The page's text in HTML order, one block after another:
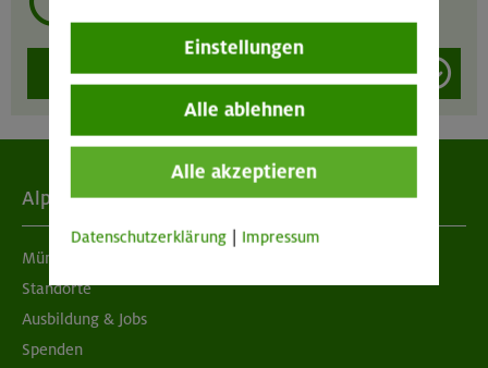
Modell/Größe
Alpenverein
München & Oberland
Standorte
Ausbildung & Jobs
Spenden
Einstellungen
Alle ablehnen
Alle akzeptieren
Datenschutzerklärung Impressum